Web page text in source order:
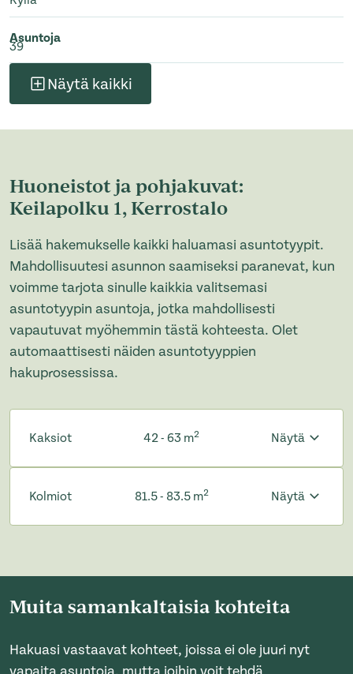
Asuntoja
39
Näytä kaikki
Huoneistot ja pohjakuvat:
Keilapolku 1, Kerrostalo
Lisää hakemukselle kaikki haluamasi asuntotyypit.
Mahdollisuutesi asunnon saamiseksi paranevat, kun
voimme tarjota sinulle kaikkia valitsemasi
asuntotyypin asuntoja, jotka mahdollisesti
vapautuvat myöhemmin tästä kohteesta. Olet
automaattisesti näiden asuntotyyppien
hakuprosessissa.
Kaksiot 42 - 63 m2 Näytä
Kolmiot 81.5 - 83.5 m2 Näytä
Muita samankaltaisia kohteita
Hakuasi vastaavat kohteet, joissa ei ole juuri nyt